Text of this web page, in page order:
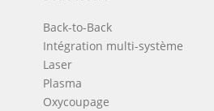
Back-to-Back
Intégration multi-système
Laser
Plasma
Oxycoupage